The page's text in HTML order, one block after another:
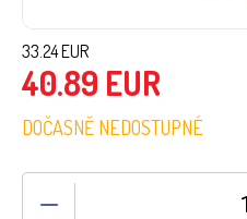
33.24EUR
40.89 EUR
DOČASNĚ NEDOSTUPNÉ